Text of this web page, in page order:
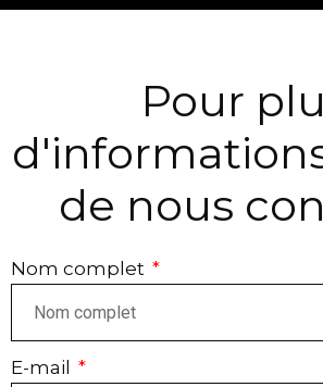
Pour
de nous
Nom complet
E-mail